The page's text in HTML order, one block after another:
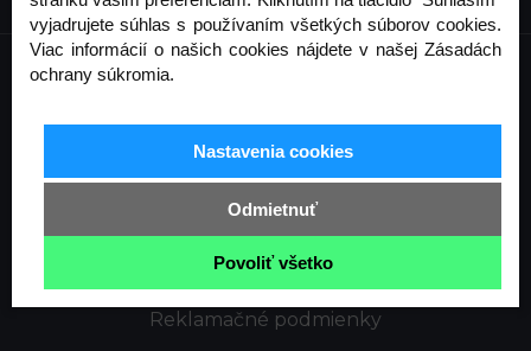
Informácie
Ochrana osobných údajov
Odstúpenie od zmluvy
Cookies
Obchodné podmienky
Kontakt
Reklamačné podmienky
vyjadrujete súhlas s používaním všetkých súborov cookies.
Viac informácií o našich cookies nájdete v našej Zásadách
ochrany súkromia.
Nastavenia cookies
Odmietnuť
Povoliť všetko